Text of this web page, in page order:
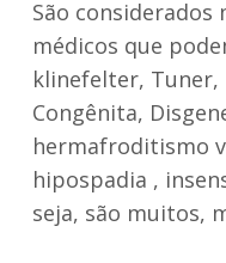
São considerados
médicos que
klinefelter, Tuner,
Congênita,
hermafroditismo
hipospadia ,
seja, são muitos,